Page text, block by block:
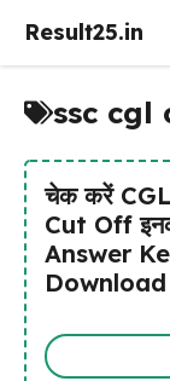
Result25.in
ssc cgl
चेक करें CGL
Cut Off
Answer
Download